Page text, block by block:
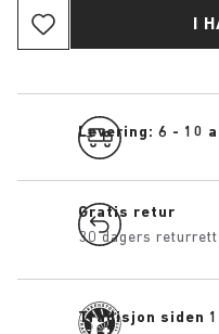
I
Levering: 6 - 10
Gratis retur
30 dagers returrett
Tradisjon siden